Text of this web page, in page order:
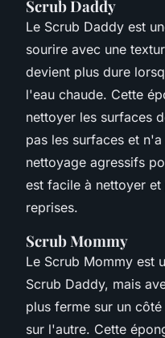
Scrub Daddy
Le Scrub Daddy est
sourire avec une
devient plus dure
l'eau chaude. Cette
nettoyer les surfaces
pas les surfaces et
nettoyage agressifs
est facile à nettoyer
reprises.
Scrub Mommy
Le Scrub Mommy est
Scrub Daddy, mais
plus ferme sur un
sur l'autre. Cette